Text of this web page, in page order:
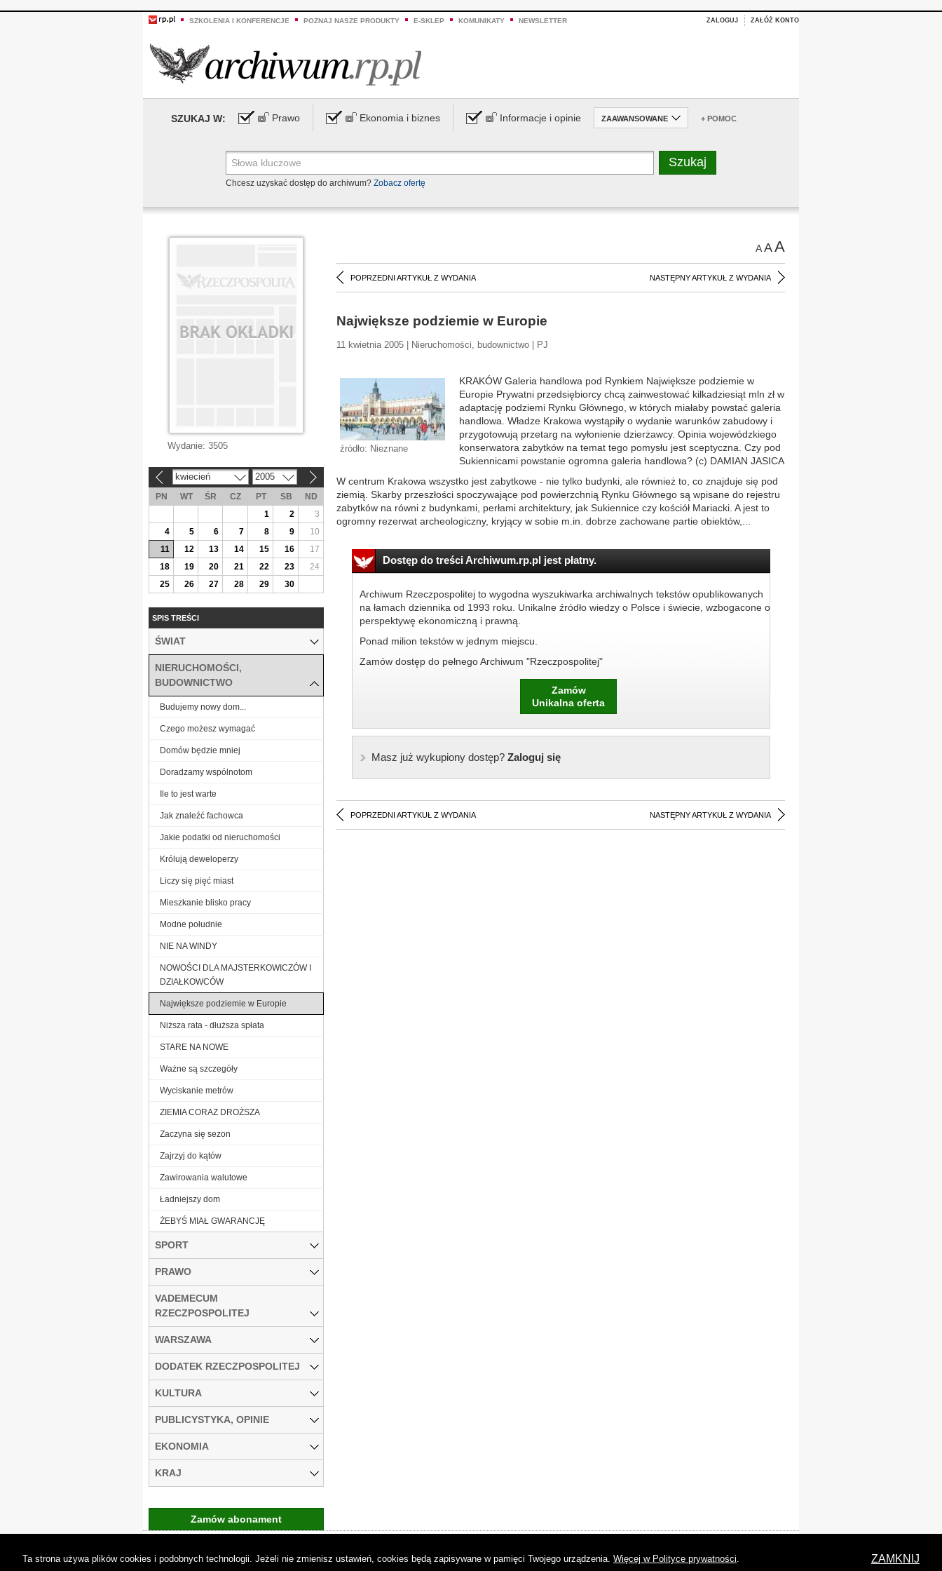
SZKOLENIA I KONFERENCJE POZNAJ NASZE PRODUKTY E-SKLEP KOMUNIKATY NEWSLETTER ZALOGUJ ZAŁÓŻ KONTO
SZUKAJ W: Prawo Ekonomia i biznes Informacje i opinie ZAAWANSOWANE + POMOC
Chcesz uzyskać dostęp do archiwum? Zobacz ofertę
AAA
POPRZEDNI ARTYKUŁ Z WYDANIA NASTĘPNY ARTYKUŁ Z WYDANIA
Największe podziemie w Europie
11 kwietnia 2005 | Nieruchomości, budownictwo | PJ
źródło: Nieznane
KRAKÓW Galeria handlowa pod Rynkiem Największe podziemie w
Europie Prywatni przedsiębiorcy chcą zainwestować kilkadziesiąt mln zł w
adaptację podziemi Rynku Głównego, w których miałaby powstać galeria
handlowa. Władze Krakowa wystąpiły o wydanie warunków zabudowy i
przygotowują przetarg na wyłonienie dzierżawcy. Opinia wojewódzkiego
konserwatora zabytków na temat tego pomysłu jest sceptyczna. Czy pod
Sukiennicami powstanie ogromna galeria handlowa? (c) DAMIAN JASICA
W centrum Krakowa wszystko jest zabytkowe - nie tylko budynki, ale również to, co znajduje się pod
ziemią. Skarby przeszłości spoczywające pod powierzchnią Rynku Głównego są wpisane do rejestru
zabytków na równi z budynkami, perłami architektury, jak Sukiennice czy kościół Mariacki. A jest to
ogromny rezerwat archeologiczny, kryjący w sobie m.in. dobrze zachowane partie obiektów,...
Dostęp do treści Archiwum.rp.pl jest płatny.
Archiwum Rzeczpospolitej to wygodna wyszukiwarka archiwalnych tekstów opublikowanych
na łamach dziennika od 1993 roku. Unikalne źródło wiedzy o Polsce i świecie, wzbogacone o
perspektywę ekonomiczną i prawną.
Ponad milion tekstów w jednym miejscu.
Zamów dostęp do pełnego Archiwum "Rzeczpospolitej"
Zamów
Unikalna oferta
Masz już wykupiony dostęp?Zaloguj się
POPRZEDNI ARTYKUŁ Z WYDANIA NASTĘPNY ARTYKUŁ Z WYDANIA
Wydanie: 3505
kwiecień 2005
PN WT ŚR CZ PT SB
ND
1
2
3
4
5 6 7 8 9
10
11
12 13 14 15 16
17
18
19 20 21 22 23
24
25
26 27 28 29 30
SPIS TREŚCI
ŚWIAT
NIERUCHOMOŚCI,
BUDOWNICTWO
Budujemy nowy dom...
Czego możesz wymagać
Domów będzie mniej
Doradzamy wspólnotom
Ile to jest warte
Jak znaleźć fachowca
Jakie podatki od nieruchomości
Królują deweloperzy
Liczy się pięć miast
Mieszkanie blisko pracy
Modne południe
NIE NA WINDY
NOWOŚCI DLA MAJSTERKOWICZÓW I
DZIAŁKOWCÓW
Największe podziemie w Europie
Niższa rata - dłuższa spłata
STARE NA NOWE
Ważne są szczegóły
Wyciskanie metrów
ZIEMIA CORAZ DROŻSZA
Zaczyna się sezon
Zajrzyj do kątów
Zawirowania walutowe
Ładniejszy dom
ŻEBYŚ MIAŁ GWARANCJĘ
SPORT
PRAWO
VADEMECUM
RZECZPOSPOLITEJ
WARSZAWA
DODATEK RZECZPOSPOLITEJ
KULTURA
PUBLICYSTYKA, OPINIE
EKONOMIA
KRAJ
Zamów abonament
Ta strona używa plików cookies i podobnych technologii. Jeżeli nie zmienisz ustawień, cookies będą zapisywane w pamięci Twojego urządzenia. Więcej w Polityce prywatności. ZAMKNIJ